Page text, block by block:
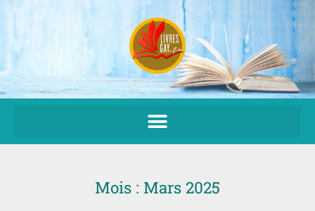
Aller
au
contenu
Mois : Mars 2025